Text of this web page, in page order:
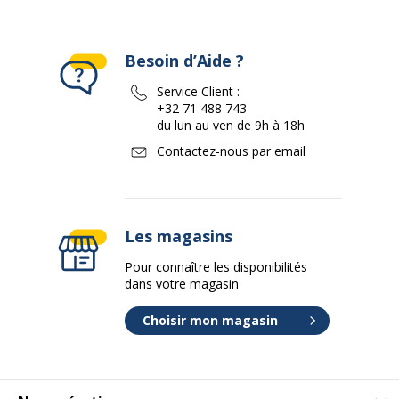
Besoin d’Aide ?
Service Client :
+32 71 488 743
du lun au ven de 9h à 18h
Contactez-nous par email
Les magasins
Pour connaître les disponibilités
dans votre magasin
Choisir mon magasin